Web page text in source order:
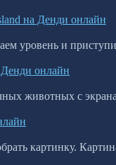
на Денди онлайн
уровень и
онлайн
животных с
картинку.